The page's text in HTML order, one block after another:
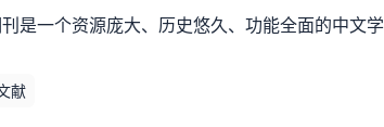
是一个资源庞大、历史悠久、功能全面的中文学
献